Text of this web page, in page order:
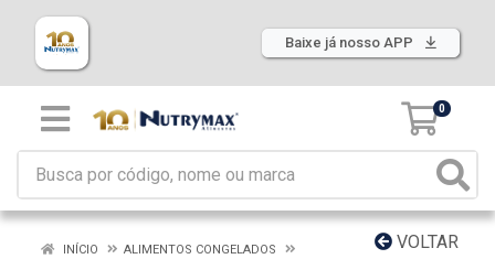
Baixe já nosso APP
0
VOLTAR
INÍCIO
ALIMENTOS CONGELADOS